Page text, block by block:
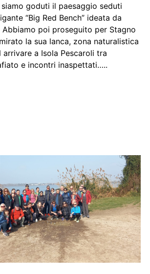
goduti il paesaggio seduti
“Big Red Bench” ideata da
poi proseguito per Stagno
la sua lanca, zona naturalistica
a Isola Pescaroli tra
e incontri inaspettati…..